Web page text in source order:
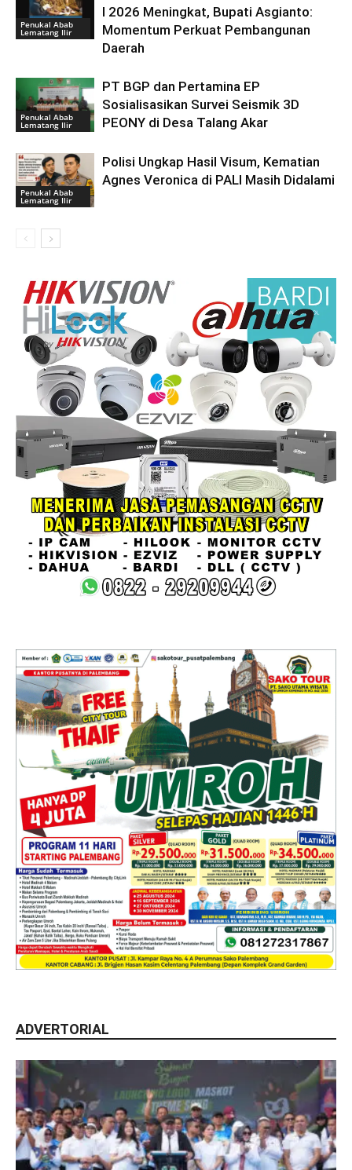
Penukal Abab
Lematang Ilir
I 2026 Meningkat, Bupati Asgianto:
Momentum Perkuat Pembangunan
Daerah
Penukal Abab
Lematang Ilir
PT BGP dan Pertamina EP
Sosialisasikan Survei Seismik 3D
PEONY di Desa Talang Akar
Penukal Abab
Lematang Ilir
Polisi Ungkap Hasil Visum, Kematian
Agnes Veronica di PALI Masih Didalami
ADVERTORIAL